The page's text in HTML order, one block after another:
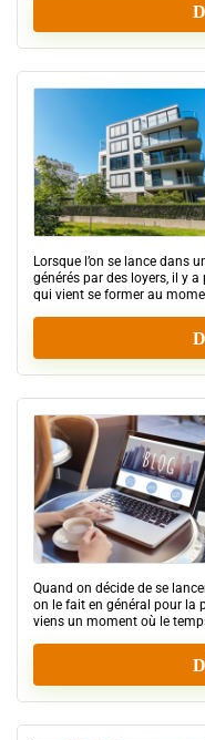
Lorsque l’on se lance dans
générés par des loyers, il y
qui vient se former au
Quand on décide de se
on le fait en général pour la
viens un moment où le